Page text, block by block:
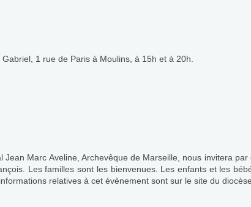
1 rue de Paris à Moulins, à 15h et à 20h.
Marc Aveline, Archevêque de Marseille, nous invitera
Les familles sont les bienvenues. Les enfants et les
relatives à cet évènement sont sur le site du